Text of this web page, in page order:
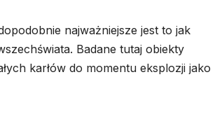
najważniejsze jest to jak
Badane tutaj obiekty
karłów do momentu eksplozji jako